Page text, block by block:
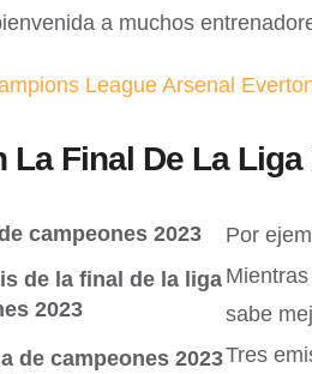
a muchos
League Arsenal
La Final De La
campeones 2023
Por
de la final de la liga
2023
sabe
de campeones 2023Tres